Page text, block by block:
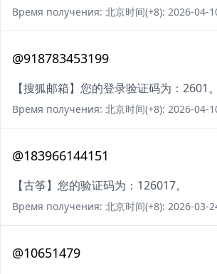
Время получения: 北京时间(+8): 2026-04-
@918783453199
【搜狐邮箱】您的登录验证码为：2601。
Время получения: 北京时间(+8): 2026-04-
@183966144151
【古筝】您的验证码为：126017。
Время получения: 北京时间(+8): 2026-03-
@10651479